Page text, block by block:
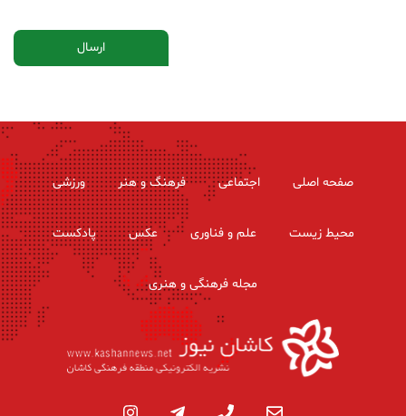
صفحه اصلی اجتماعی فرهنگ و هنر ورزشی
محیط زیست علم و فناوری عکس پادکست
مجله فرهنگی و هنری